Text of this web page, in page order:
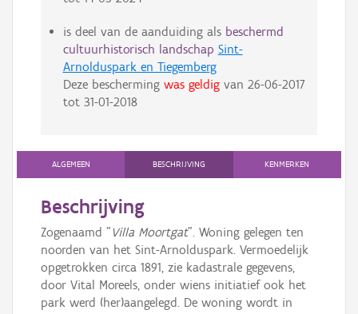
is deel van de aanduiding als beschermd
cultuurhistorisch landschap Sint-
Arnolduspark en Tiegemberg
Deze bescherming was geldigvan 26-06-2017
tot 31-01-2018
ALGEMEEN BESCHRIJVING KENMERKEN
Beschrijving
Zogenaamd " Villa Moortgat". Woning gelegen ten
noorden van het Sint-Arnolduspark. Vermoedelijk
opgetrokken circa 1891, zie kadastrale gegevens,
door Vital Moreels, onder wiens initiatief ook het
park werd (her)aangelegd. De woning wordt in